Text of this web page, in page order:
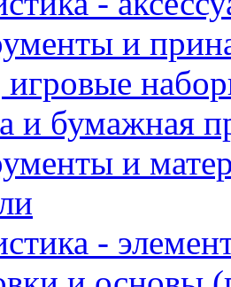
и
и бумажная
и
-